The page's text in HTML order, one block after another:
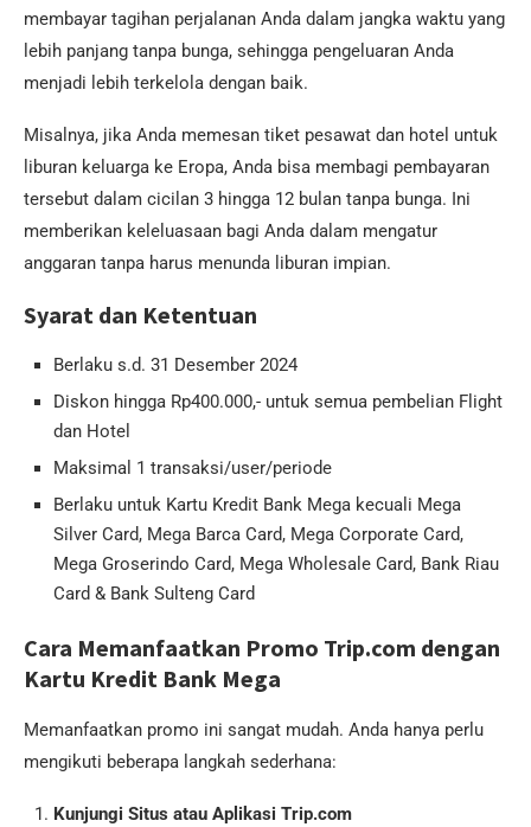
membayar tagihan perjalanan Anda dalam jangka waktu yang
lebih panjang tanpa bunga, sehingga pengeluaran Anda
menjadi lebih terkelola dengan baik.
Misalnya, jika Anda memesan tiket pesawat dan hotel untuk
liburan keluarga ke Eropa, Anda bisa membagi pembayaran
tersebut dalam cicilan 3 hingga 12 bulan tanpa bunga. Ini
memberikan keleluasaan bagi Anda dalam mengatur
anggaran tanpa harus menunda liburan impian.
Syarat dan Ketentuan
Berlaku s.d. 31 Desember 2024
Diskon hingga Rp400.000,- untuk semua pembelian Flight
dan Hotel
Maksimal 1 transaksi/user/periode
Berlaku untuk Kartu Kredit Bank Mega kecuali Mega
Silver Card, Mega Barca Card, Mega Corporate Card,
Mega Groserindo Card, Mega Wholesale Card, Bank Riau
Card & Bank Sulteng Card
Cara Memanfaatkan Promo Trip.com dengan
Kartu Kredit Bank Mega
Memanfaatkan promo ini sangat mudah. Anda hanya perlu
mengikuti beberapa langkah sederhana:
Kunjungi Situs atau Aplikasi Trip.com